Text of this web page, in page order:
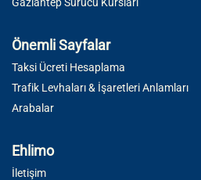
Gaziantep Sürücü Kursları
Önemli Sayfalar
Taksi Ücreti Hesaplama
Trafik Levhaları & İşaretleri Anlamları
Arabalar
Ehlimo
İletişim